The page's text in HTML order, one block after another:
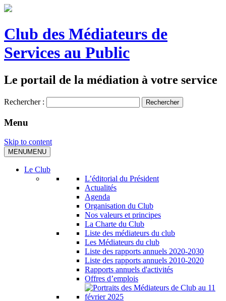
Club des Médiateurs de
Services au Public
Le portail de la médiation à votre service
Rechercher :
Menu
Skip to content
MENUMENU
Le Club
L’éditorial du Président
Actualités
Agenda
Organisation du Club
Nos valeurs et principes
La Charte du Club
Liste des médiateurs du club
Les Médiateurs du club
Liste des rapports annuels 2020-2030
Liste des rapports annuels 2010-2020
Rapports annuels d'activités
Offres d’emplois